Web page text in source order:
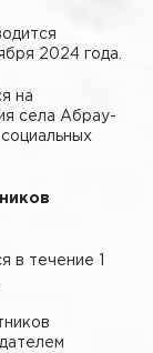
2024 года.
на
села Абрау-
в течение 1